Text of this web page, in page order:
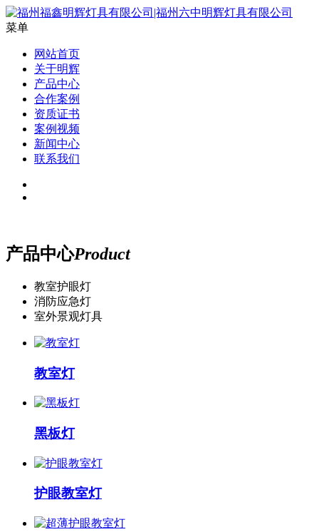
菜单
网站首页
关于明辉
产品中心
合作案例
资质证书
案例视频
新闻中心
联系我们
产品中心Product
教室护眼灯
消防应急灯
室外景观灯具
教室灯
黑板灯
护眼教室灯